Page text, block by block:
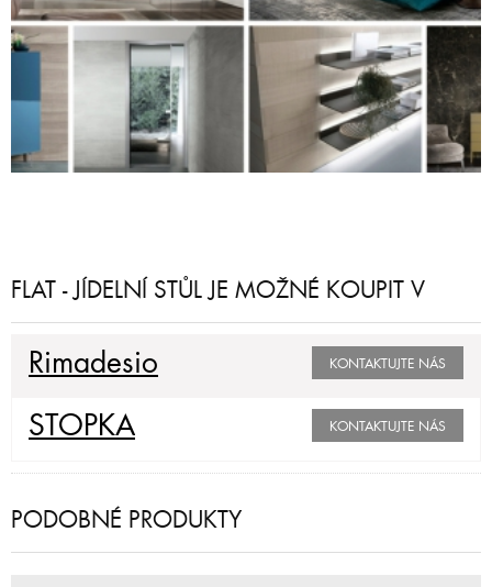
FLAT - JÍDELNÍ STŮL JE MOŽNÉ KOUPIT V
Rimadesio KONTAKTUJTE NÁS
STOPKA KONTAKTUJTE NÁS
PODOBNÉ PRODUKTY